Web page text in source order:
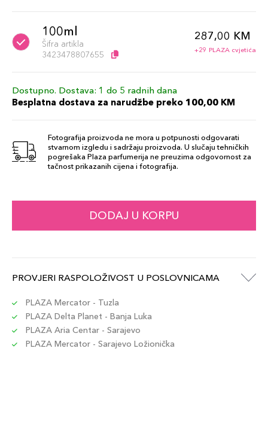
100ml
Šifra artikla
3423478807655
287,00 KM
+29 PLAZA cvjetića
Dostupno. Dostava: 1 do 5 radnih dana
Besplatna dostava za narudžbe preko 100,00 KM
Fotografija proizvoda ne mora u potpunosti odgovarati
stvarnom izgledu i sadržaju proizvoda. U slučaju tehničkih
pogrešaka Plaza parfumerija ne preuzima odgovornost za
tačnost prikazanih cijena i fotografija.
DODAJ U KORPU
PROVJERI RASPOLOŽIVOST U POSLOVNICAMA
PLAZA Mercator - Tuzla
PLAZA Delta Planet - Banja Luka
PLAZA Aria Centar - Sarajevo
PLAZA Mercator - Sarajevo Ložionička